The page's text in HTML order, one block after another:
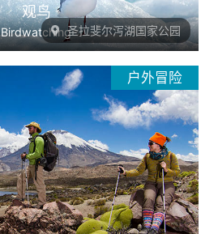
观鸟
Birdwatching圣拉斐尔泻湖国家公园
户外冒险